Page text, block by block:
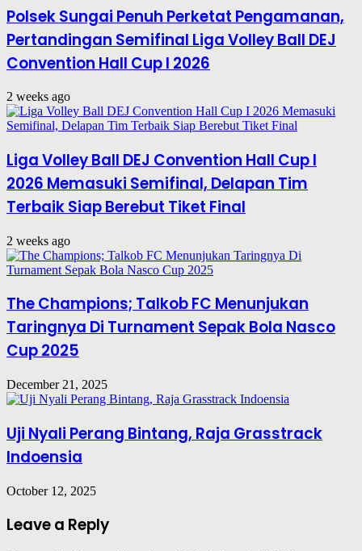
Polsek Sungai Penuh Perketat Pengamanan,
Pertandingan Semifinal Liga Volley Ball DEJ
Convention Hall Cup I 2026
2 weeks ago
Liga Volley Ball DEJ Convention Hall Cup I
2026 Memasuki Semifinal, Delapan Tim
Terbaik Siap Berebut Tiket Final
2 weeks ago
The Champions; Talkob FC Menunjukan
Taringnya Di Turnament Sepak Bola Nasco
Cup 2025
December 21, 2025
Uji Nyali Perang Bintang, Raja Grasstrack
Indoensia
October 12, 2025
Leave a Reply